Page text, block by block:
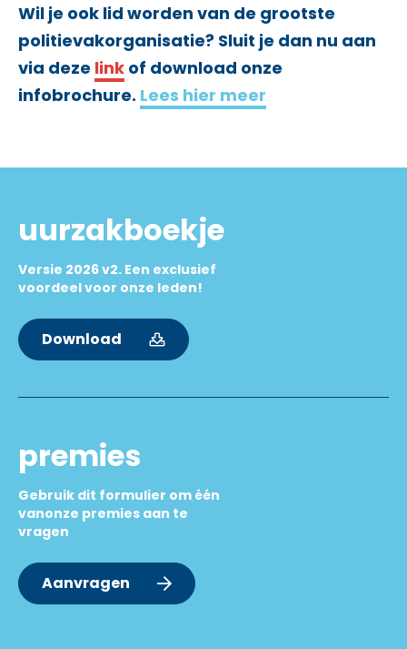
Wil je ook lid worden van de grootste
politievakorganisatie? Sluit je dan nu aan
via deze link of download onze
infobrochure. Lees hier meer
uurzakboekje
Versie 2026 v2. Een exclusief
voordeel voor onze leden!
Download
premies
Gebruik dit formulier om één
vanonze premies aan te
vragen
Aanvragen